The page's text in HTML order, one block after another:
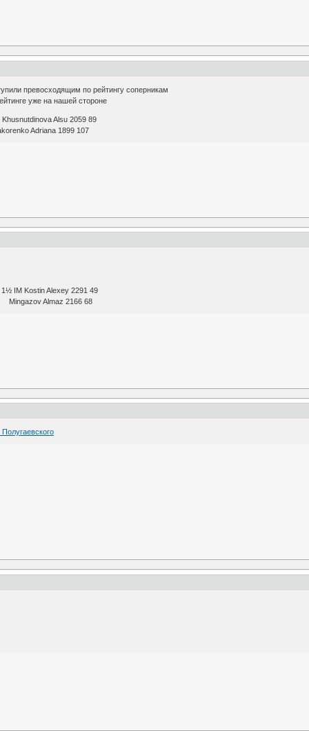
превосходящим по рейтингу соперникам
уже на нашей стороне
Alsu 2059 89
Adriana 1899 107
Kostin Alexey 2291 49
Almaz 2166 68